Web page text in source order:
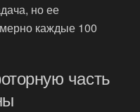
но ее
каждые 100
часть